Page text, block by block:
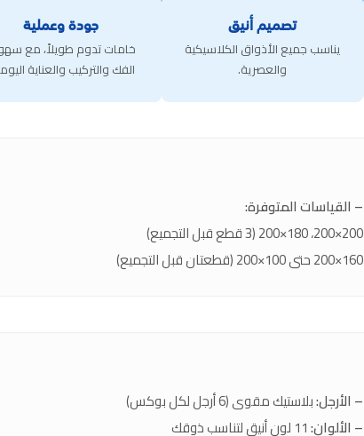
تصميم أنيق
يناسب جميع الأذواق الكلاسيكية
والعصرية.
جودة وعملية
خامات تدوم طويلاً، مع
الفك والتركيب والعناية
– القياسات المتوفرة:
200×200، 180×200 (3 قطع قبل التجميع)
160×200 حتى 100×200 (قطعتان قبل التجميع)
– الأرجل:بلاستيك مقوى (6 أرجل لكل بوكس)
– الألوان: